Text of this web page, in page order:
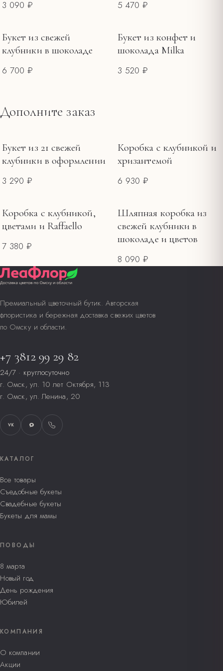
3 090 ₽ 5 470 ₽
Букет из свежей
клубники в шоколаде
6 700 ₽
Букет из конфет и
шоколада Milka
3 520 ₽
Дополните заказ
Букет из 21 свежей
клубники в оформлении
3 290 ₽
Коробка с клубникой и
хризантемой
6 930 ₽
Коробка с клубникой,
цветами и Raffaello
7 380 ₽
Шляпная коробка из
свежей клубники в
шоколаде и цветов
8 090 ₽
Премиальный цветочный бутик. Авторская
флористика и бережная доставка свежих цветов
по Омску и области.
+7 3812 99 29 82
24/7 · круглосуточно
г. Омск, ул. 10 лет Октября, 113
г. Омск, ул. Ленина, 20
VK
КАТАЛОГ
Все товары
Съедобные букеты
Свадебные букеты
Букеты для мамы
ПОВОДЫ
8 марта
Новый год
День рождения
Юбилей
КОМПАНИЯ
О компании
Акции